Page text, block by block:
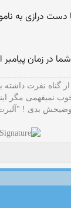
دست درازی به
در زمان
گناه نفرت داشته
نمیفهمی مگر
بدی !